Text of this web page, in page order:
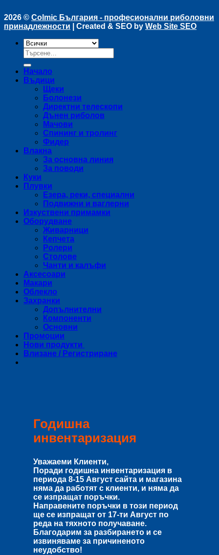
2026 © Colmic България - професионални риболовни
принадлежности | Created & SEO by Web Site SEO
Търсене
за:
Начало
Въдици
Щеки
Болонези
Директни телескопи
Дънен риболов
Мачови
Спининг и тролинг
Фидер
Влакна
За основна линия
За поводи
Куки
Плувки
Езера, реки, специални
Подвижни и ваглерни
Изкуствени примамки
Оборудване
Живарници
Кепчета
Ролери
Столове
Чанти и калъфи
Аксесоари
Макари
Облекло
Захранки
Допълнителни
Компоненти
Основни
Промоции
Нови продукти
Влизане / Регистриране
Годишна
инвентаризация
Уважаеми Клиенти,
Поради годишна инвентаризация в
периода 8-15 Август сайта и магазина
няма да работят с клиенти, и няма да
се изпращат поръчки.
Направените поръчки в този период
ще се изпращат от 17-ти Август по
реда на тяхното получаване.
Благодарим за разбирането и се
извиняваме за причиненото
неудобство!